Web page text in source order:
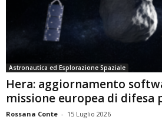
Astronautica ed Esplorazione Spaziale
Hera: aggiornamento
missione europea di difesa
Rossana Conte - 15 Luglio 2026